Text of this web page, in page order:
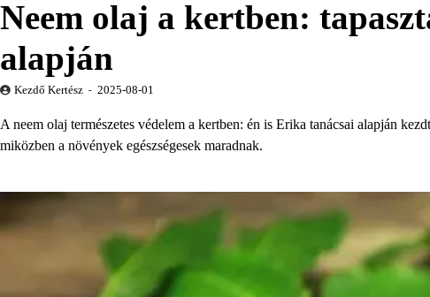
Neem olaj a kertben:
alapján
Kezdő Kertész 2025-08-01
A neem olaj természetes védelem a kertben: én is Erika tanácsai alapján
miközben a növények egészségesek maradnak.